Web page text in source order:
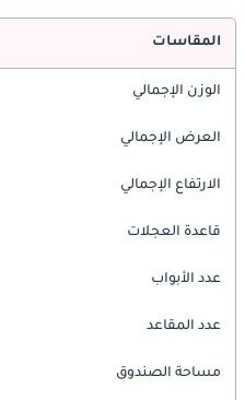
المقاسات
الوزن الإجمالي
العرض الإجمالي
الارتفاع الإجمالي
قاعدة العجلات
عدد الأبواب
عدد المقاعد
مساحة الصندوق